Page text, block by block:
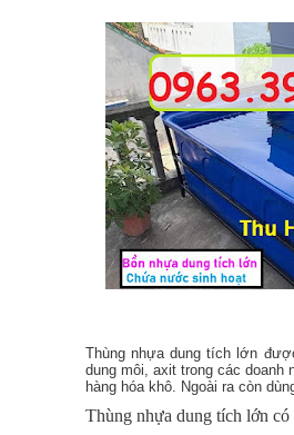
Thùng nhựa dung tích lớn
dung môi, axit trong các doanh
hàng hóa khô. Ngoài ra còn
Thùng nhựa dung tích lớn